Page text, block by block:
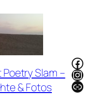
Poetry Slam –
& Fotos
Link